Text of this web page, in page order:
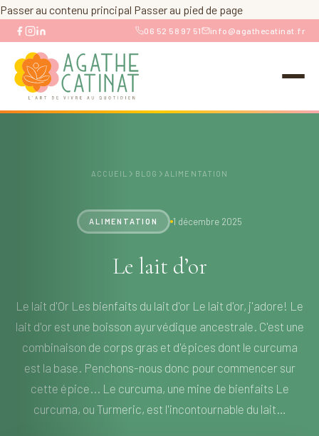
Passer au contenu principal Passer au pied de page
06 52 58 97 51 info@agathecatinat.fr
ACCUEIL › BLOG ›ALIMENTATION
ALIMENTATION 1 décembre 2025
Le lait d’or
Le lait d'Or Les bienfaits du lait d'or Le lait d'or, j'adore! Le
lait d'or est une boisson ayurvédique ancestrale. C'est une
combinaison de corps gras et d'épices dont le curcuma
est la base. Penchons-nous donc pour commencer sur
cette épice... Le curcuma, une mine de bienfaits Le
curcuma, ou Turmeric, est l'incontournable du lait…